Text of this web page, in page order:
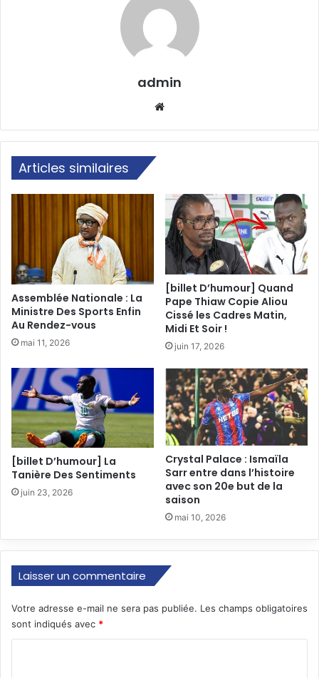
admin
Articles similaires
Assemblée Nationale : La
Ministre Des Sports Enfin
Au Rendez-vous
mai 11, 2026
[billet D’humour] Quand
Pape Thiaw Copie Aliou
Cissé les Cadres Matin,
Midi Et Soir !
juin 17, 2026
[billet D’humour] La
Tanière Des Sentiments
juin 23, 2026
Crystal Palace : Ismaïla
Sarr entre dans l’histoire
avec son 20e but de la
saison
mai 10, 2026
Laisser un commentaire
Votre adresse e-mail ne sera pas publiée. Les champs obligatoires
sont indiqués avec *